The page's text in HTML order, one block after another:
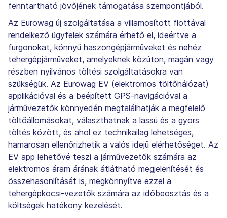
fenntartható jövőjének támogatása szempontjából.
Az Eurowag új szolgáltatása a villamosított flottával
rendelkező ügyfelek számára érhető el, ideértve a
furgonokat, könnyű haszongépjárműveket és nehéz
tehergépjárműveket, amelyeknek közúton, magán vagy
részben nyilvános töltési szolgáltatásokra van
szükségük. Az Eurowag EV (elektromos töltőhálózat)
applikációval és a beépített GPS-navigációval a
járművezetők könnyedén megtalálhatják a megfelelő
töltőállomásokat, választhatnak a lassú és a gyors
töltés között, és ahol ez technikailag lehetséges,
hamarosan ellenőrizhetik a valós idejű elérhetőséget. Az
EV app lehetővé teszi a járművezetők számára az
elektromos áram árának átlátható megjelenítését és
összehasonlítását is, megkönnyítve ezzel a
tehergépkocsi-vezetők számára az időbeosztás és a
költségek hatékony kezelését.